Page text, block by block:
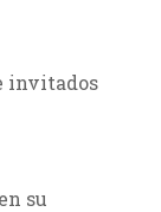
invitados
su